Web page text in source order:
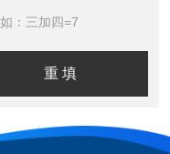
：三加四=7